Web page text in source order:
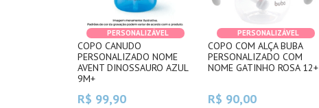
PERSONALIZÁVEL
COPO CANUDO
PERSONALIZADO NOME
AVENT DINOSSAURO AZUL
9M+
R$ 99,90
PERSONALIZÁVEL
COPO COM ALÇA BUBA
PERSONALIZADO COM
NOME GATINHO ROSA 12+
R$ 90,00